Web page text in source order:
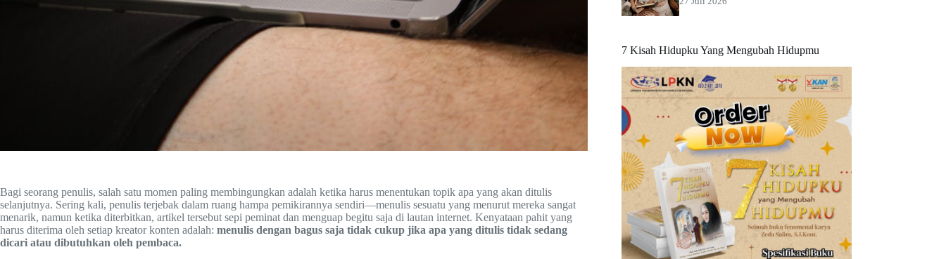
Bagi seorang penulis, salah satu momen paling membingungkan adalah ketika harus menentukan topik apa yang akan ditulis
selanjutnya. Sering kali, penulis terjebak dalam ruang hampa pemikirannya sendiri—menulis sesuatu yang menurut mereka sangat
menarik, namun ketika diterbitkan, artikel tersebut sepi peminat dan menguap begitu saja di lautan internet. Kenyataan pahit yang
harus diterima oleh setiap kreator konten adalah: menulis dengan bagus saja tidak cukup jika apa yang ditulis tidak sedang
dicari atau dibutuhkan oleh pembaca.
7 Kisah Hidupku Yang Mengubah Hidupmu